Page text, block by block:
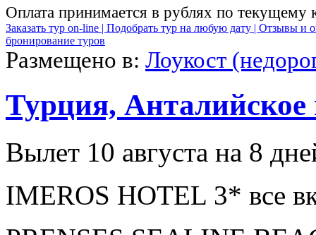
Оплата принимается в рублях по текущему
Заказать тур on-line | Подобрать тур на любую дату | Отзывы и
бронирование туров
Размещено в: Лоукост
Турция, Анталийское
Вылет 10 августа на 8
IMEROS HOTEL 3* все